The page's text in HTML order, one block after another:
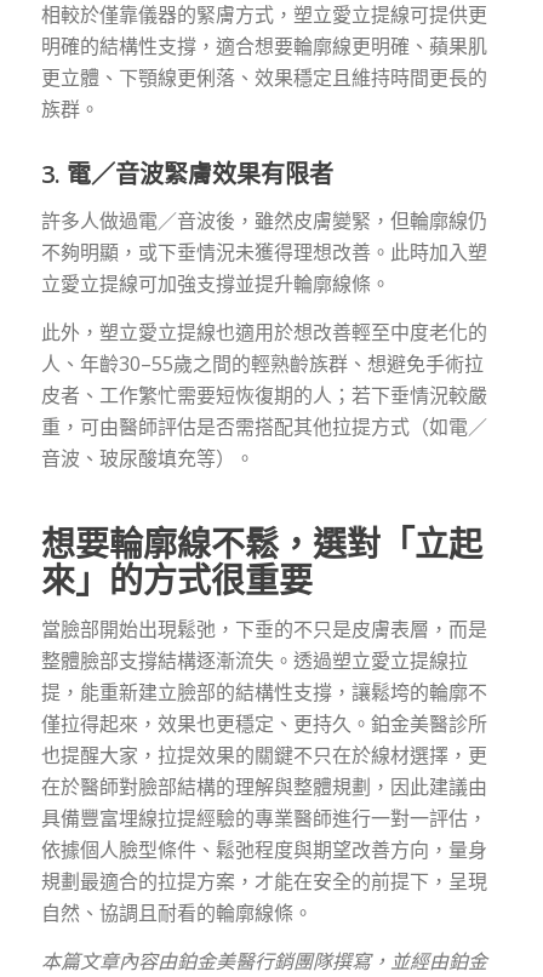
相較於僅靠儀器的緊膚方式，塑立愛立提線可提供更
明確的結構性支撐，適合想要輪廓線更明確、蘋果肌
更立體、下顎線更俐落、效果穩定且維持時間更長的
族群。
3. 電／音波緊膚效果有限者
許多人做過電／音波後，雖然皮膚變緊，但輪廓線仍
不夠明顯，或下垂情況未獲得理想改善。此時加入塑
立愛立提線可加強支撐並提升輪廓線條。
此外，塑立愛立提線也適用於想改善輕至中度老化的
人、年齡30–55歲之間的輕熟齡族群、想避免手術拉
皮者、工作繁忙需要短恢復期的人；若下垂情況較嚴
重，可由醫師評估是否需搭配其他拉提方式（如電／
音波、玻尿酸填充等）。
想要輪廓線不鬆，選對「立起
來」的方式很重要
當臉部開始出現鬆弛，下垂的不只是皮膚表層，而是
整體臉部支撐結構逐漸流失。透過塑立愛立提線拉
提，能重新建立臉部的結構性支撐，讓鬆垮的輪廓不
僅拉得起來，效果也更穩定、更持久。鉑金美醫診所
也提醒大家，拉提效果的關鍵不只在於線材選擇，更
在於醫師對臉部結構的理解與整體規劃，因此建議由
具備豐富埋線拉提經驗的專業醫師進行一對一評估，
依據個人臉型條件、鬆弛程度與期望改善方向，量身
規劃最適合的拉提方案，才能在安全的前提下，呈現
自然、協調且耐看的輪廓線條。
本篇文章內容由鉑金美醫行銷團隊撰寫，並經由鉑金